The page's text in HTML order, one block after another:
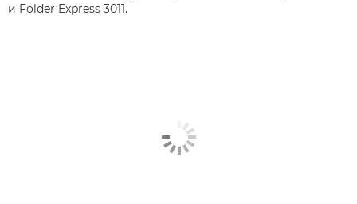
и Folder Express 3011.